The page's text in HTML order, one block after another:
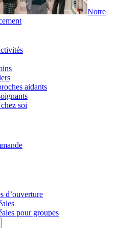
Notre
aidants
soi
d’ouverture
pour groupes